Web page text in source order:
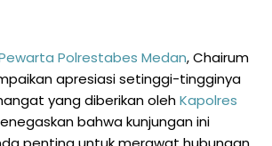
Polrestabes Medan, Chairum
apresiasi setinggi-tingginya
yang diberikan olehKapolres
bahwa kunjungan ini